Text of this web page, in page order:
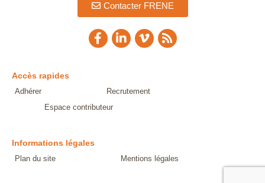
Contacter FRENE
Accès rapides
Adhérer
Recrutement
Espace contributeur
Informations légales
Plan du site Mentions légales